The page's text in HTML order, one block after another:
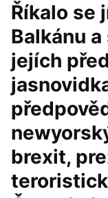
Říkalo se
Balkánu
jejích
brexit,